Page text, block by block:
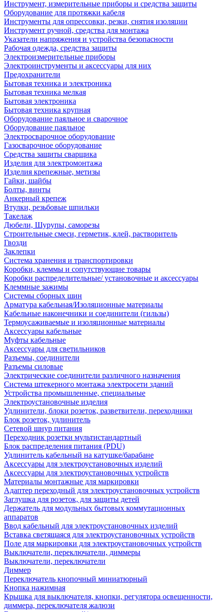
Инструмент, измерительные приборы и средства защиты
Оборудование для протяжки кабеля
Инструменты для опрессовки, резки, снятия изоляции
Инструмент ручной, средства для монтажа
Указатели напряжения и устройства безопасности
Рабочая одежда, средства защиты
Электроизмерительные приборы
Электроинструменты и аксессуары для них
Предохранители
Бытовая техника и электроника
Бытовая техника мелкая
Бытовая электроника
Бытовая техника крупная
Оборудование паяльное и сварочное
Оборудование паяльное
Электросварочное оборудование
Газосварочное оборудование
Средства защиты сварщика
Изделия для электромонтажа
Изделия крепежные, метизы
Гайки, шайбы
Болты, винты
Анкерный крепеж
Втулки, резьбовые шпильки
Такелаж
Дюбели, Шурупы, саморезы
Строительные смеси, герметик, клей, растворитель
Гвозди
Заклепки
Система хранения и транспортировки
Коробки, клеммы и сопутствующие товары
Коробки распределительные/ установочные и аксессуары
Клеммные зажимы
Системы сборных шин
Арматура кабельная/Изоляционные материалы
Кабельные наконечники и соединители (гильзы)
Термоусаживаемые и изоляционные материалы
Аксессуары кабельные
Муфты кабельные
Аксессуары для светильников
Разъемы, соединители
Разъемы силовые
Электрические соединители различного назначения
Система штекерного монтажа электросети зданий
Устройства промышленные, специальные
Электроустановочные изделия
Удлинители, блоки розеток, разветвители, переходники
Блок розеток, удлинитель
Сетевой шнур питания
Переходник розетки мультистандартный
Блок распределения питания (PDU)
Удлинитель кабельный на катушке/барабане
Аксессуары для электроустановочных изделий
Аксессуары для электроустановочных устройств
Материалы монтажные для маркировки
Адаптер переходный для электроустановочных устройств
Заглушка для розеток, для защиты детей
Держатель для модульных бытовых коммутационных
аппаратов
Ввод кабельный для электроустановочных изделий
Вставка светящаяся для электроустановочных устройств
Поле для маркировки для электроустановочных устройств
Выключатели, переключатели, диммеры
Выключатели, переключатели
Диммер
Переключатель кнопочный миниатюрный
Кнопка нажимная
Крышка для выключателя, кнопки, регулятора освещенности,
диммера, переключателя жалюзи